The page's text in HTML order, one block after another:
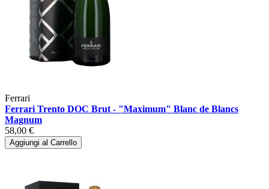
Ferrari
Ferrari Trento DOC Brut - "Maximum" Blanc de Blancs
Magnum
58,00 €
Aggiungi al Carrello